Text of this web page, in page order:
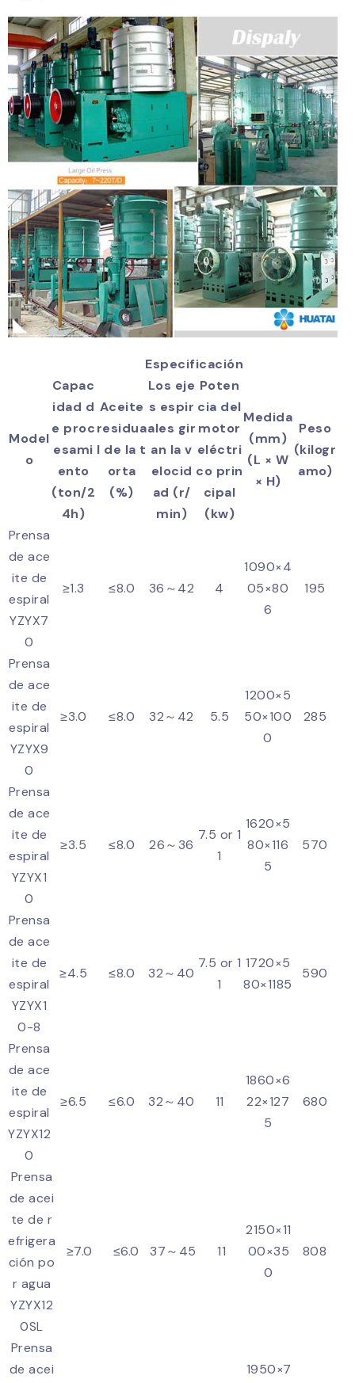
Especificación
Model
o
Capac
idad d
e proc
esami
ento
(ton/2
4h)
Aceite
residua
l de la t
orta
(%)
Los eje
s espir
ales gir
an la v
elocid
ad (r/
min)
Poten
cia del
motor
eléctri
co prin
cipal
(kw)
Medida
(mm)
(L × W
× H)
Peso
(kilogr
amo)
Prensa
de ace
ite de
espiral
YZYX7
0
≥1.3 ≤8.0 36～42 4
1090×4
05×80
6
195
Prensa
de ace
ite de
espiral
YZYX9
0
≥3.0 ≤8.0 32～42 5.5
1200×5
50×100
0
285
Prensa
de ace
ite de
espiral
YZYX1
0
≥3.5 ≤8.0 26～36
7.5 or 1
1
1620×5
80×116
5
570
Prensa
de ace
ite de
espiral
YZYX1
0-8
≥4.5 ≤8.0 32～40
7.5 or 1
1
1720×5
80×1185
590
Prensa
de ace
ite de
espiral
YZYX12
0
≥6.5 ≤6.0 32～40 11
1860×6
22×127
5
680
Prensa
de acei
te de r
efrigera
ción po
r agua
YZYX12
0SL
≥7.0 ≤6.0 37～45 11
2150×11
00×35
0
808
Prensa
de acei
1950×7